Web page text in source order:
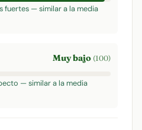
fuertes — similar a la media
Muy bajo (100)
— similar a la media